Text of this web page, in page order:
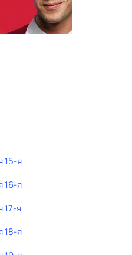
15-я
16-я
17-я
18-я